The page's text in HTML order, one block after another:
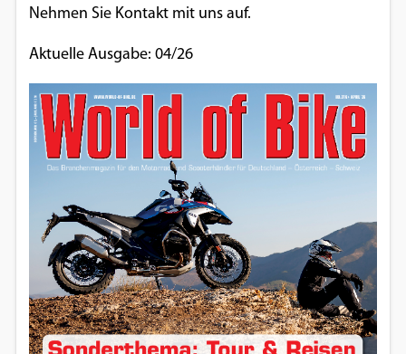
Nehmen Sie Kontakt mit uns auf.
Aktuelle Ausgabe: 04/26